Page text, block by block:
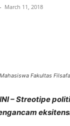
- March 11, 2018
Fakultas
– Streotipe